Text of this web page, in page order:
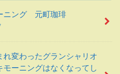
ニング 元町珈琲
れ変わったグランシャリオ
モーニングはなくなってし